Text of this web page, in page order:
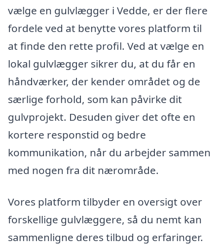
vælge en gulvlægger i Vedde, er der flere
fordele ved at benytte vores platform til
at finde den rette profil. Ved at vælge en
lokal gulvlægger sikrer du, at du får en
håndværker, der kender området og de
særlige forhold, som kan påvirke dit
gulvprojekt. Desuden giver det ofte en
kortere responstid og bedre
kommunikation, når du arbejder sammen
med nogen fra dit nærområde.
Vores platform tilbyder en oversigt over
forskellige gulvlæggere, så du nemt kan
sammenligne deres tilbud og erfaringer.